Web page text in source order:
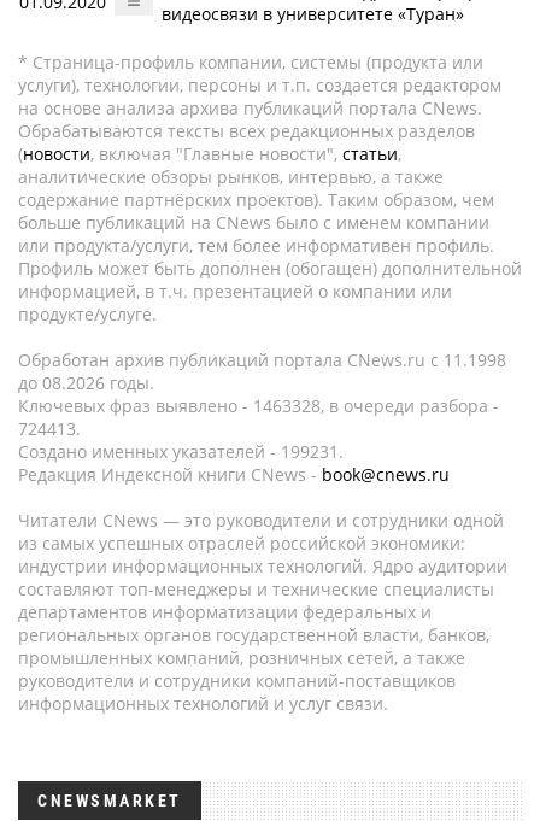
видеосвязи в университете «Туран»
* Страница-профиль компании, системы (продукта или
услуги), технологии, персоны и т.п. создается редактором
на основе анализа архива публикаций портала CNews.
Обрабатываются тексты всех редакционных разделов
(новости, включая "Главные новости", статьи,
аналитические обзоры рынков, интервью, а также
содержание партнёрских проектов). Таким образом, чем
больше публикаций на CNews было с именем компании
или продукта/услуги, тем более информативен профиль.
Профиль может быть дополнен (обогащен) дополнительной
информацией, в т.ч. презентацией о компании или
продукте/услуге.
Обработан архив публикаций портала CNews.ru c 11.1998
до 08.2026 годы.
Ключевых фраз выявлено - 1463328, в очереди разбора -
724413.
Создано именных указателей - 199231.
Редакция Индексной книги CNews - book@cnews.ru
Читатели CNews — это руководители и сотрудники одной
из самых успешных отраслей российской экономики:
индустрии информационных технологий. Ядро аудитории
составляют топ-менеджеры и технические специалисты
департаментов информатизации федеральных и
региональных органов государственной власти, банков,
промышленных компаний, розничных сетей, а также
руководители и сотрудники компаний-поставщиков
информационных технологий и услуг связи.
CNEWSMARKET